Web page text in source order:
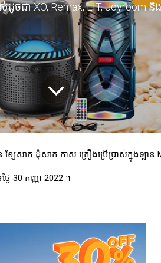
ា XO, Remax, LIT, Joyroom និង
សែសាក ដុំសាក កាស គ្រឿងប្រើប្រាស់ក្នុងឡាន
ងៃ 30 កញ្ញា 2022 ។